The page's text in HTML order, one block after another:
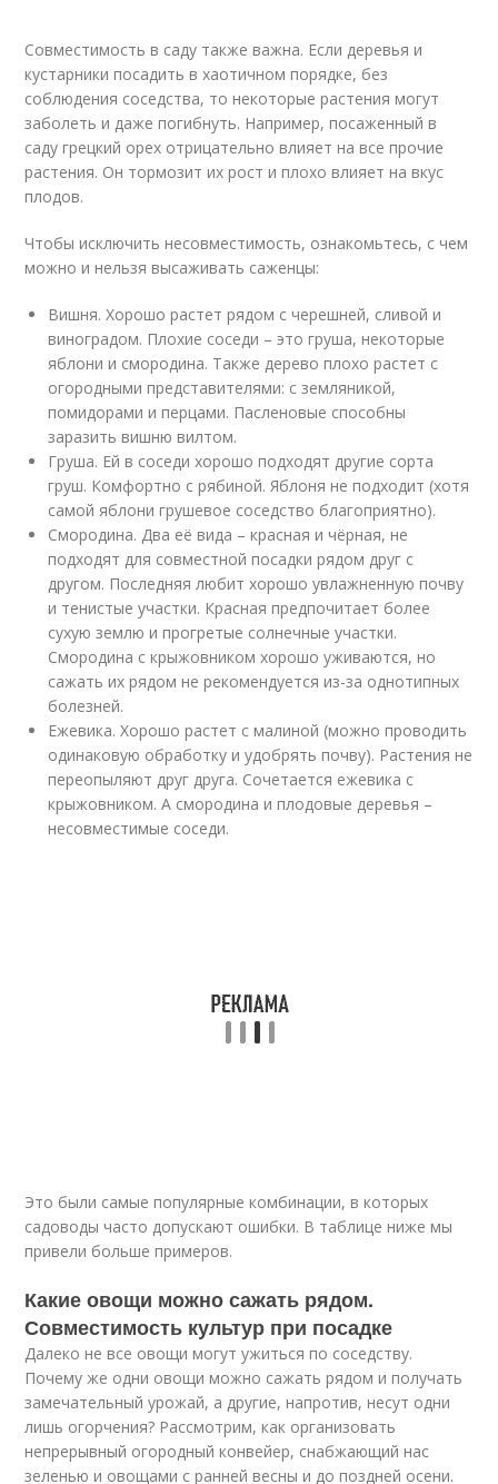
Совместимость в саду также важна. Если деревья и
кустарники посадить в хаотичном порядке, без
соблюдения соседства, то некоторые растения могут
заболеть и даже погибнуть. Например, посаженный в
саду грецкий орех отрицательно влияет на все прочие
растения. Он тормозит их рост и плохо влияет на вкус
плодов.
Чтобы исключить несовместимость, ознакомьтесь, с чем
можно и нельзя высаживать саженцы:
Вишня. Хорошо растет рядом с черешней, сливой и
виноградом. Плохие соседи – это груша, некоторые
яблони и смородина. Также дерево плохо растет с
огородными представителями: с земляникой,
помидорами и перцами. Пасленовые способны
заразить вишню вилтом.
Груша. Ей в соседи хорошо подходят другие сорта
груш. Комфортно с рябиной. Яблоня не подходит (хотя
самой яблони грушевое соседство благоприятно).
Смородина. Два её вида – красная и чёрная, не
подходят для совместной посадки рядом друг с
другом. Последняя любит хорошо увлажненную почву
и тенистые участки. Красная предпочитает более
сухую землю и прогретые солнечные участки.
Смородина с крыжовником хорошо уживаются, но
сажать их рядом не рекомендуется из-за однотипных
болезней.
Ежевика. Хорошо растет с малиной (можно проводить
одинаковую обработку и удобрять почву). Растения не
переопыляют друг друга. Сочетается ежевика с
крыжовником. А смородина и плодовые деревья –
несовместимые соседи.
Это были самые популярные комбинации, в которых
садоводы часто допускают ошибки. В таблице ниже мы
привели больше примеров.
Какие овощи можно сажать рядом.
Совместимость культур при посадке
Далеко не все овощи могут ужиться по соседству.
Почему же одни овощи можно сажать рядом и получать
замечательный урожай, а другие, напротив, несут одни
лишь огорчения? Рассмотрим, как организовать
непрерывный огородный конвейер, снабжающий нас
зеленью и овощами с ранней весны и до поздней осени.